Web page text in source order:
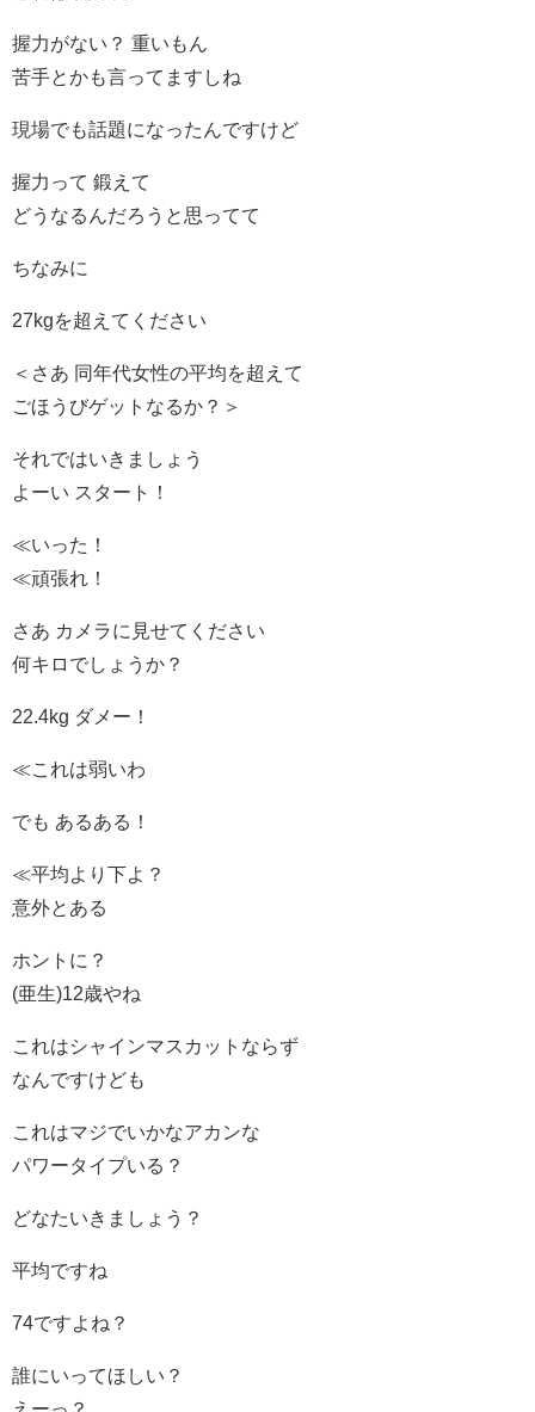
握力がない？ 重いもん
苦手とかも言ってますしね
現場でも話題になったんですけど
握力って 鍛えて
どうなるんだろうと思ってて
ちなみに
27kgを超えてください
＜さあ 同年代女性の平均を超えて
ごほうびゲットなるか？＞
それではいきましょう
よーい スタート！
≪いった！
≪頑張れ！
さあ カメラに見せてください
何キロでしょうか？
22.4kg ダメー！
≪これは弱いわ
でも あるある！
≪平均より下よ？
意外とある
ホントに？
(亜生)12歳やね
これはシャインマスカットならず
なんですけども
これはマジでいかなアカンな
パワータイプいる？
どなたいきましょう？
平均ですね
74ですよね？
誰にいってほしい？